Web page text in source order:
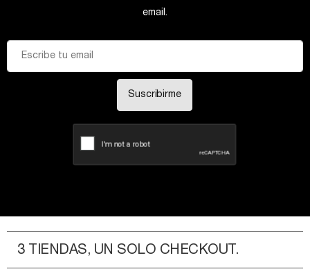
email.
Suscribirme
3 TIENDAS, UN SOLO CHECKOUT.